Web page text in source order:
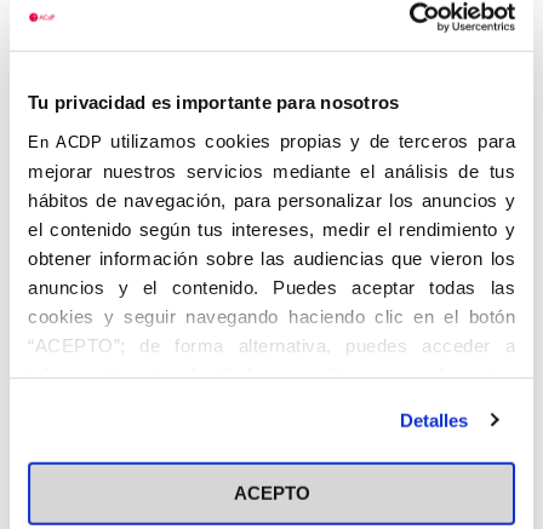
Tu privacidad es importante para nosotros
En ACDP utilizamos cookies propias y de terceros para
mejorar nuestros servicios mediante el análisis de tus
hábitos de navegación, para personalizar los anuncios y
el contenido según tus intereses, medir el rendimiento y
obtener información sobre las audiencias que vieron los
anuncios y el contenido. Puedes aceptar todas las
cookies y seguir navegando haciendo clic en el botón
“ACEPTO”; de forma alternativa, puedes acceder a
información más detallada y cambiar tus preferencias
en el botón "Personalizar". Para más información puedes
visitar nuestra Política de Cookies
Detalles
ACEPTO
Se licenció en Ciencias Exactas, ganando
Bolsa; fue vocal de la Junta del Colegio de
Ciencias Económicas y Financieras de
Barcelona en 1965 y de la Asociación
Católica de Dirigentes. Hombre de gran
preocupación por la cristianización de las
élites del mundo laboral, como igualmente
por la aplicación práctica de los principios
inscritos en las encíclicas sociales y por la
incorporación de España al ámbito